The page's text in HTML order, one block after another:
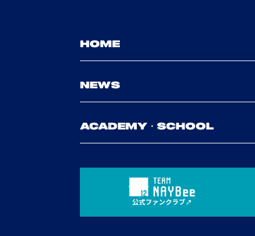
HOME
NEWS
ACADEMY・SCHOOL
公式ファンクラブ